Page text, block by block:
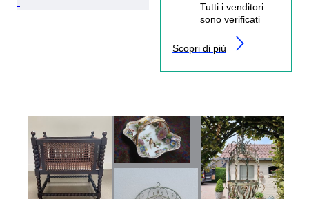
Tutti i venditori
sono verificati
Scopri di più